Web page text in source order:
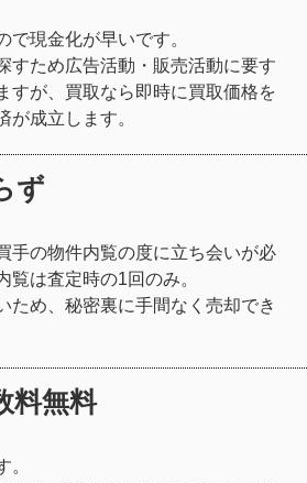
で現金化が早いです。
すため広告活動・販売活動に要す
すが、買取なら即時に買取価格を
が成立します。
ず
手の物件内覧の度に立ち会いが必
覧は査定時の1回のみ。
ため、秘密裏に手間なく売却でき
料無料
。